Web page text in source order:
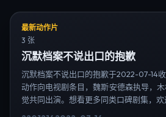
最新动作片
3 张
沉默档案不说出口的抱歉
沉默档案不说出口的抱歉于2022-07-14
动作向电视剧条目，魏斯·安德森执导，
觉共同出演。想看更多同类口碑剧集，欢